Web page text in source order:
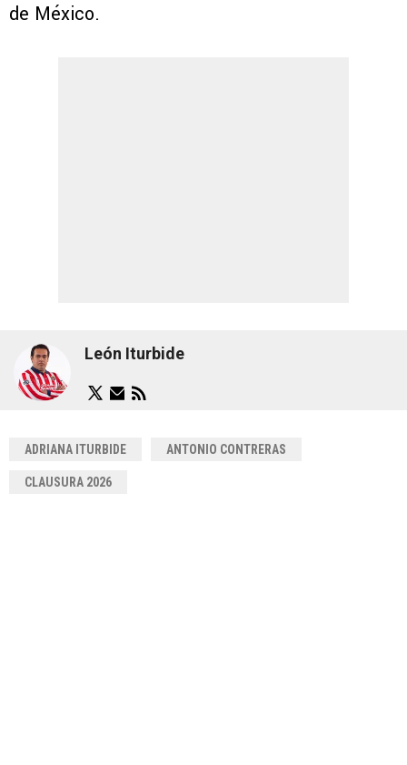
de México.
León Iturbide
ADRIANA ITURBIDE ANTONIO CONTRERAS
CLAUSURA 2026